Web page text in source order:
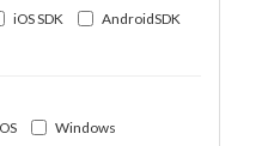
iOS SDK
AndroidSDK
Windows